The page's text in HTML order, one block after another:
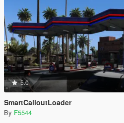
5.0
SmartCalloutLoader
By F5544